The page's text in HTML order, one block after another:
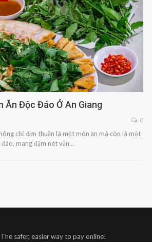
Ăn Độc Đáo Ở An Giang
0
chỉ đơn thuần là một món ăn mà còn là một
mang đậm nét văn…